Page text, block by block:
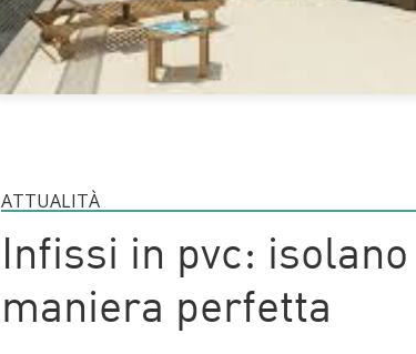
ATTUALITÀ
Infissi in pvc:
maniera perfetta